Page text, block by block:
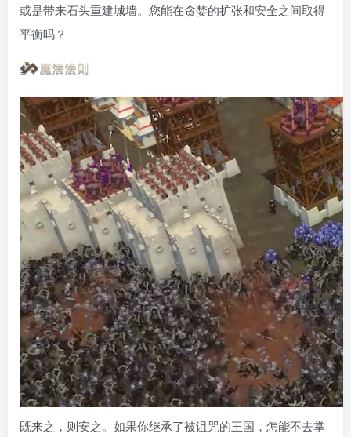
或是带来石头重建城墙。您能在贪婪的扩张和安全之间取得
平衡吗？
既来之，则安之。如果你继承了被诅咒的王国，怎能不去掌